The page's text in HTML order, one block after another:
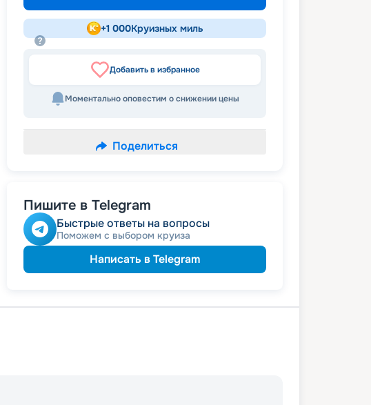
+1 000Круизных миль
Добавить в избранное
Моментально оповестим о снижении цены
Поделиться
Пишите в Telegram
Быстрые ответы на вопросы
Поможем с выбором круиза
Написать в Telegram